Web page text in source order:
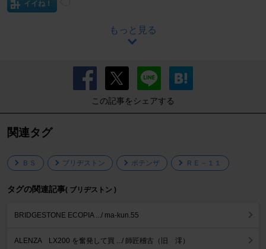
イイね！
もっと見る
この記事をシェアする
関連タグ
ＢＳ ブリヂストン ポテンザ ＲＥ－１１
タグの関連記事( ブリヂストン )
BRIDGESTONE ECOPIA .../ ma-kun.55
ALENZA LX200 を奮発して買 .../ 師匠稽古（旧 澪）